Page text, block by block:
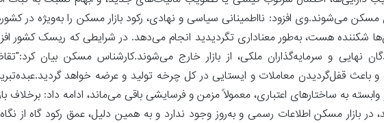
می‌شوند.وی افزود: نااطمینانی سیاسی و نهادی، رکود بازار مسکن را به‌ویژه در
شکننده هست، به‌طور معناداری تگردیدید انجام می‌دهد. در شرایطی که ریسک کشور
نهایی و سرمایه‌گذاران ملکی، از بازار خارج می‌شوند.کارشناس مسکن بیان
باعث قفل‌گردیدن معاملات و ایستایی در کل چرخه تولید و عرضه خواهد
به ساختارهای اعتباری، معمولاً مزمن و فرسایشی باقی می‌ماند، ادامه داد: برخلاف
بازار مسکن اطلاعات رسمی و به‌روز وجود ندارد و به همین دلیل، عمق رکود گاه از